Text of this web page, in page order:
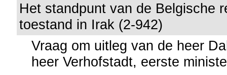
Het standpunt van de Belgische
toestand in Irak (2-942)
Vraag om uitleg van de heer
heer Verhofstadt, eerste